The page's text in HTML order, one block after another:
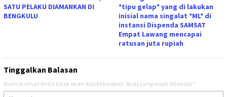
SATU PELAKU DIAMANKAN DI
BENGKULU
*tipu gelap* yang di lakukan
inisial nama singalat *ML* di
instansi Dispenda SAMSAT
Empat Lawang mencapai
ratusan juta rupiah
Tinggalkan Balasan
Alamat email Anda tidak akan dipublikasikan. Ruas yang wajib ditandai *